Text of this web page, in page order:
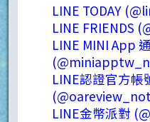
LINE TODAY
LINE FRIENDS
LINE MINI App
LINE認證官方帳
LINE金幣派對